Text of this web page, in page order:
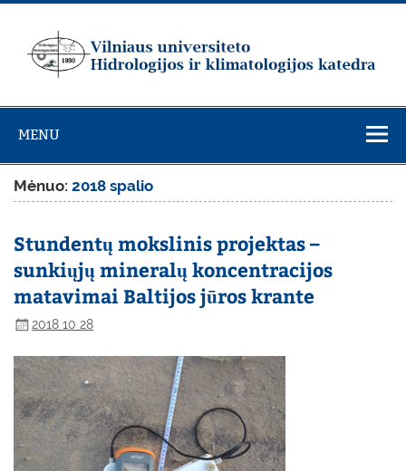
Skip
universiteto
Hidrologijos ir
klimatologijos
katedra
MENU
Mėnuo:2018 spalio
Stundentų mokslinis projektas –
sunkiųjų mineralų koncentracijos
matavimai Baltijos jūros krante
2018 10 28